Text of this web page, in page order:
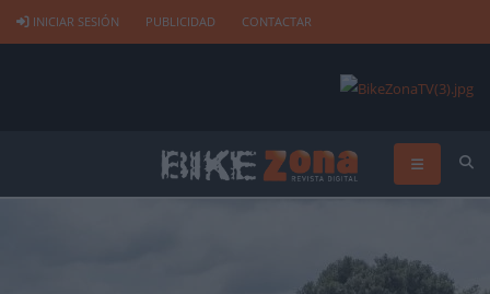
INICIAR SESIÓN PUBLICIDAD CONTACTAR